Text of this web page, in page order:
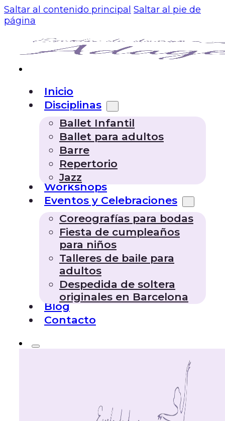
Saltar al contenido principal Saltar al pie de
página
Inicio
Disciplinas
Ballet Infantil
Ballet para adultos
Barre
Repertorio
Jazz
Workshops
Eventos y Celebraciones
Coreografías para bodas
Fiesta de cumpleaños
para niños
Talleres de baile para
adultos
Despedida de soltera
originales en Barcelona
Blog
Contacto